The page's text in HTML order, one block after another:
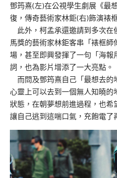
鄧筠熹(左)在公視學生劇展《最
復，傳奇藝術家林鉅(右)飾演裱
此外，柯孟承還邀請到多次在
馬獎的藝術家林鉅客串「裱框
場，甚至即興發揮了一句「海報
詞，也為影片增添了一大亮點。
而問及鄧筠熹自己「最想去的
心靈上可以去到一個無人知曉
狀態，在朝夢想前進過程，也
讓自己逃到這喘口氣，充飽電了